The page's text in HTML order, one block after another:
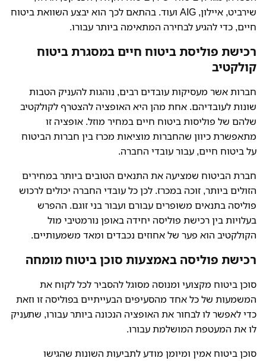
שירביט, איילון, AIG ועוד. בהתאם לכך הוא יבצע השוואת ביטוח
חיים, כדי להגיע לבחירה המתאימה ביותר עבורו.
רכישת פוליסת ביטוח חיים במסגרת ביטוח
קולקטיב
חברות אשר מעסיקות עובדים רבים, נוהגות להעניק הטבות
שונות לעובדיהם. אחת מהן היא האופציה להצטרף לקולקטיב
שלהם של פוליסות ביטוח חיים במחיר מוזל. אופציה זו
מתאפשרת כיוון שהחברות מוציאות מכרז בין חברות הביטוח
על ביטוח חיים, עבור עובדי החברה.
חברת הביטוח שמציעה את התנאים הטובים ביותר במחירים
הזולים ביותר, זוכה במכרז. לכן כל עובדי החברה יכולים לרכוש
פוליסה בתנאים משופרים עבורם ועבור בני זוגם. ההפרש
בעלויות בין רכישת פוליסה יחידה באופן נורמטיבי מול
הקולקטיב הוא פער של אחוזים נכבדים ומאד משמעותיים.
רכישת פוליסה באמצעות סוכן ביטוח מומחה
סוכן ביטוח מקצועי ומנוסה מסוגל להסביר לכל לקוח את
המשמעות של כל אחד מהסעיפים הבעייתיים בפוליסה זו וזאת
כדי לאפשר לו לבחור את האופציה הנכונה ביותר עבורו, שתעניק
לו את המעטפת המושלמת עבורו.
סוכן ביטוח אמין ומיומן מודע לתביעות השונות שהגישו